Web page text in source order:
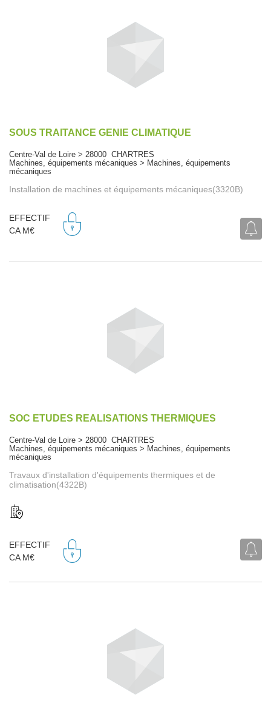
SOUS TRAITANCE GENIE CLIMATIQUE
Centre-Val de Loire > 28000 CHARTRES
Machines, équipements mécaniques > Machines, équipements
mécaniques
Installation de machines et équipements mécaniques(3320B)
EFFECTIF
CA M€
SOC ETUDES REALISATIONS THERMIQUES
Centre-Val de Loire > 28000 CHARTRES
Machines, équipements mécaniques > Machines, équipements
mécaniques
Travaux d'installation d'équipements thermiques et de
climatisation(4322B)
EFFECTIF
CA M€